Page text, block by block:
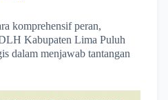
komprehensif peran,
Kabupaten Lima Puluh
dalam menjawab tantangan